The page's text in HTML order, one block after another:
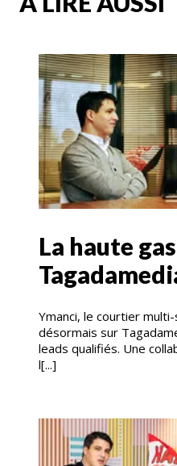
La haute
Ymanci, le courtier
désormais sur
leads qualifiés. Une
l[...]